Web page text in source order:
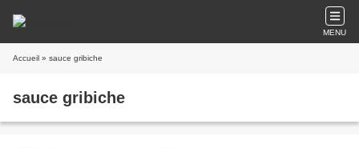
MENU
Accueil » sauce gribiche
sauce gribiche